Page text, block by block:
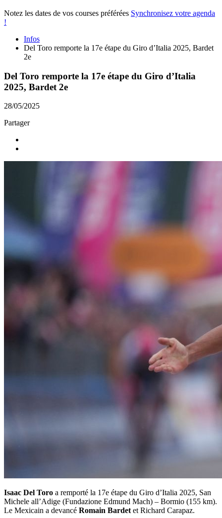
Notez les dates de vos courses préférées Synchronisez votre agenda
!
Infos
Del Toro remporte la 17e étape du Giro d’Italia 2025, Bardet
2e
Del Toro remporte la 17e étape du Giro d’Italia
2025, Bardet 2e
28/05/2025
Partager
Isaac Del Toro a remporté la 17e étape du Giro d’Italia 2025, San
Michele all’Adige (Fundazione Edmund Mach) – Bormio (155 km).
Le Mexicain a devancé Romain Bardetet Richard Carapaz.